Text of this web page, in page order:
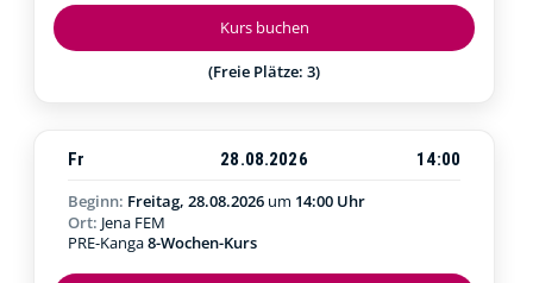
Kurs buchen
(Freie Plätze: 3)
Fr 28.08.2026
14:00
Beginn: Freitag, 28.08.2026 um 14:00 Uhr
Ort: Jena FEM
PRE-Kanga8-Wochen-Kurs